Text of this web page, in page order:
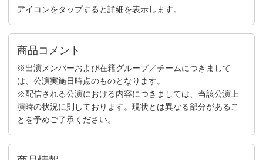
アイコンをタップすると詳細を表示します。
商品コメント
※出演メンバーおよび在籍グループ／チームにつきまして
は、公演実施日時点のものとなります。
※配信される公演における内容につきましては、当該公演上
演時の状況に則しております。現状とは異なる部分があるこ
とを予めご了承ください。